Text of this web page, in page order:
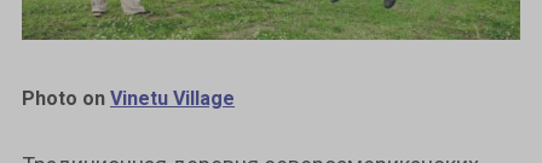
Photo on Vinetu Village